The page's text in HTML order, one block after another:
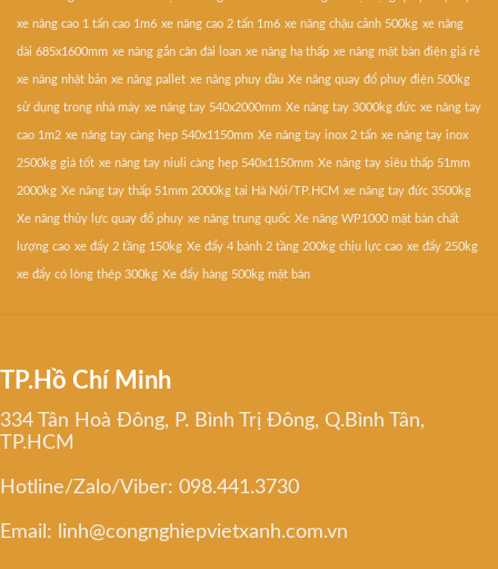
xe nâng cao 1 tấn cao 1m6 xe nâng cao 2 tấn 1m6 xe nâng chậu cảnh 500kg xe nâng
dài 685x1600mm xe nâng gắn cân đài loan xe nâng hạ thấp xe nâng mặt bàn điện giá rẻ
xe nâng nhật bản xe nâng pallet xe nâng phuy dầu Xe nâng quay đổ phuy điện 500kg
sử dụng trong nhà máy xe nâng tay 540x2000mm Xe nâng tay 3000kg đức xe nâng tay
cao 1m2 xe nâng tay càng hẹp 540x1150mm Xe nâng tay inox 2 tấn xe nâng tay inox
2500kg giá tốt xe nâng tay niuli càng hẹp 540x1150mm Xe nâng tay siêu thấp 51mm
2000kg Xe nâng tay thấp 51mm 2000kg tại Hà Nội/TP.HCM xe nâng tay đức 3500kg
Xe nâng thủy lực quay đổ phuy xe nâng trung quốc Xe nâng WP1000 mặt bàn chất
lượng cao xe đẩy 2 tầng 150kg Xe đẩy 4 bánh 2 tầng 200kg chịu lực cao xe đẩy 250kg
xe đẩy có lòng thép 300kg Xe đẩy hàng 500kg mặt bàn
TP.Hồ Chí Minh
334 Tân Hoà Đông, P. Bình Trị Đông, Q.Bình Tân,
TP.HCM
Hotline/Zalo/Viber: 098.441.3730
Email: linh@congnghiepvietxanh.com.vn